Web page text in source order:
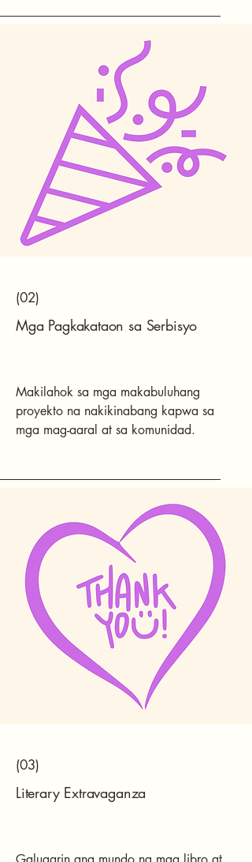
(02)
Mga Pagkakataon sa Serbisyo
Makilahok sa mga makabuluhang
proyekto na nakikinabang kapwa sa
mga mag-aaral at sa komunidad.
(03)
Literary Extravaganza